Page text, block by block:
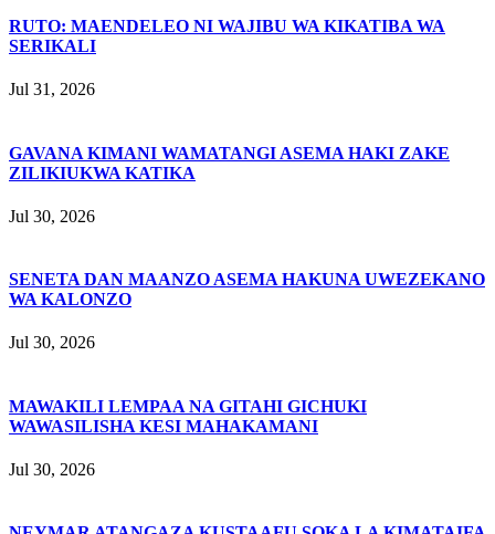
RUTO: MAENDELEO NI WAJIBU WA KIKATIBA WA
SERIKALI
Jul 31, 2026
GAVANA KIMANI WAMATANGI ASEMA HAKI ZAKE
ZILIKIUKWA KATIKA
Jul 30, 2026
SENETA DAN MAANZO ASEMA HAKUNA UWEZEKANO
WA KALONZO
Jul 30, 2026
MAWAKILI LEMPAA NA GITAHI GICHUKI
WAWASILISHA KESI MAHAKAMANI
Jul 30, 2026